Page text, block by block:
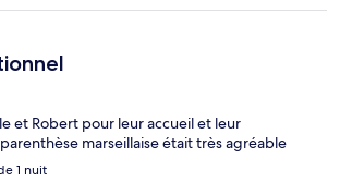
et Robert pour leur accueil et leur
marseillaise était très agréable
1 nuit